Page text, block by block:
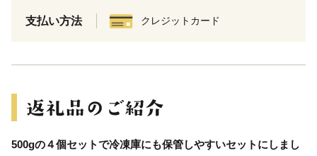
支払い方法 クレジットカード
500gの４個セットで冷凍庫にも保管しやすいセットにしまし